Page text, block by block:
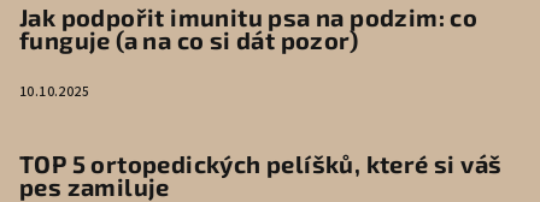
Jak podpořit imunitu psa na podzim: co
funguje (a na co si dát pozor)
10.10.2025
TOP 5 ortopedických pelíšků, které si váš
pes zamiluje